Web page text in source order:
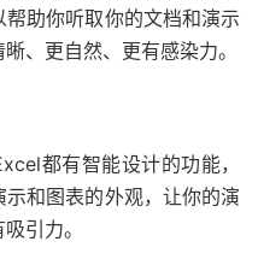
助你听取你的文档和演示
、更自然、更有感染力。
都有智能设计的功能，
和图表的外观，让你的演
引力。